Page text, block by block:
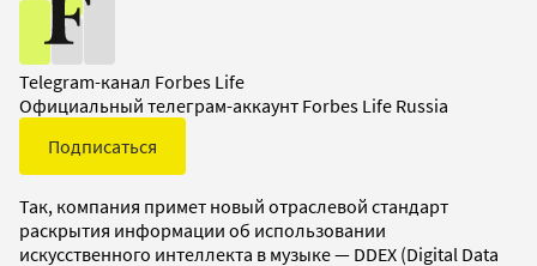
Telegram-канал Forbes Life
Официальный телеграм-аккаунт Forbes Life Russia
Подписаться
Так, компания примет новый отраслевой стандарт
раскрытия информации об использовании
искусственного интеллекта в музыке — DDEX (Digital Data